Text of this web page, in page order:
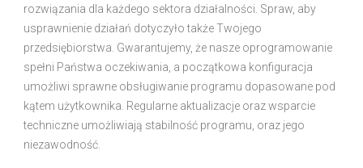
rozwiązania dla każdego sektora działalności. Spraw, aby
usprawnienie działań dotyczyło także Twojego
przedsiębiorstwa. Gwarantujemy, że nasze oprogramowanie
spełni Państwa oczekiwania, a początkowa konfiguracja
umożliwi sprawne obsługiwanie programu dopasowane pod
kątem użytkownika. Regularne aktualizacje oraz wsparcie
techniczne umożliwiają stabilność programu, oraz jego
niezawodność.